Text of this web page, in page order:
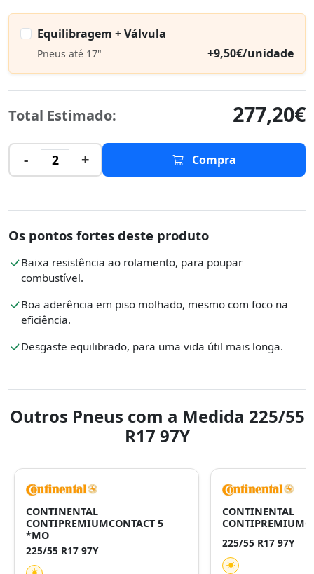
Equilibragem + Válvula
Pneus até 17" +9,50€/unidade
Total Estimado: 277,20€
- 2 + Compra
Os pontos fortes deste produto
Baixa resistência ao rolamento, para poupar
combustível.
Boa aderência em piso molhado, mesmo com foco na
eficiência.
Desgaste equilibrado, para uma vida útil mais longa.
Outros Pneus com a Medida 225/55
R17 97Y
CONTINENTAL
CONTIPREMIUMCONTACT 5
*MO
225/55 R17 97Y
CONTINENTAL
225/55 R17 97Y